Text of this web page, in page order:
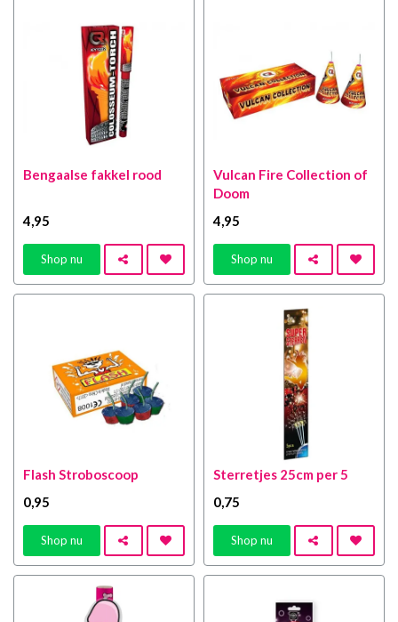
Bengaalse fakkel rood
4 ,95
Shop nu
Vulcan Fire Collection of
Doom
4 ,95
Shop nu
Flash Stroboscoop
0 ,95
Shop nu
Sterretjes 25cm per 5
0 ,75
Shop nu